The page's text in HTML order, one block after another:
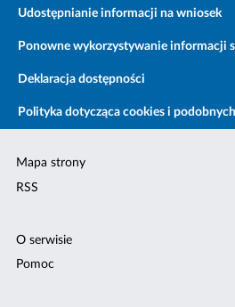
Udostępnianie informacji na wniosek
Ponowne wykorzystywanie informacji
Deklaracja dostępności
Polityka dotycząca cookies i
Mapa strony
RSS
O serwisie
Pomoc